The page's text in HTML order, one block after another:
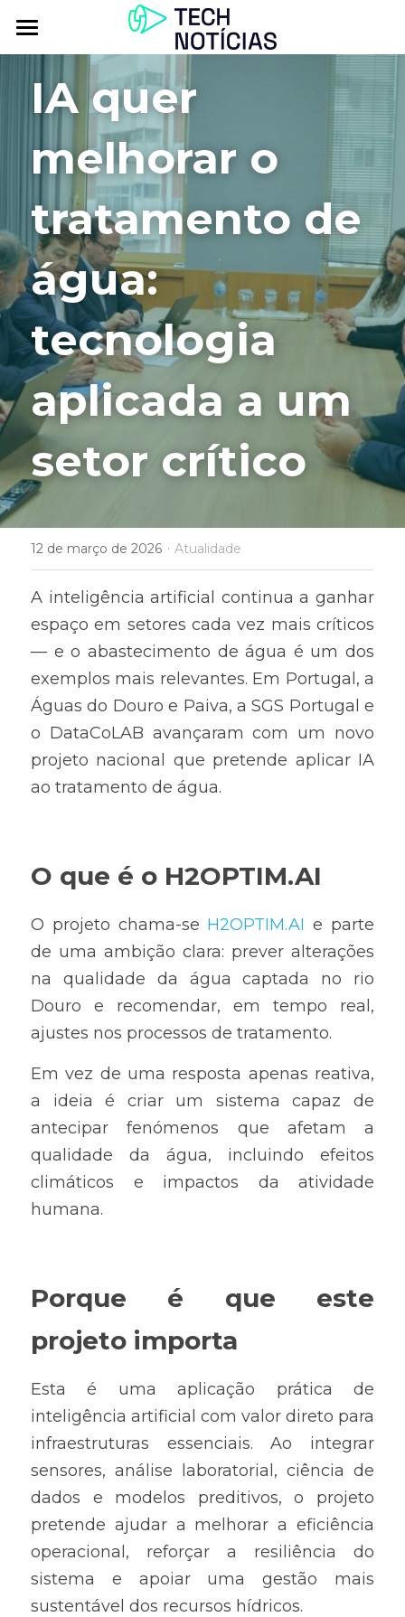
Atualidade
Explorar
Podcasts
Contactos
IA quer
melhorar o
tratamento de
água:
tecnologia
aplicada a um
setor crítico
12 de março de 2026 · Atualidade
A inteligência artificial continua a ganhar
espaço em setores cada vez mais críticos
— e o abastecimento de água é um dos
exemplos mais relevantes. Em Portugal, a
Águas do Douro e Paiva, a SGS Portugal e
o DataCoLAB avançaram com um novo
projeto nacional que pretende aplicar IA
ao tratamento de água.
O que é o H2OPTIM.AI
O projeto chama-se H2OPTIM.AI e parte
de uma ambição clara: prever alterações
na qualidade da água captada no rio
Douro e recomendar, em tempo real,
ajustes nos processos de tratamento.
Em vez de uma resposta apenas reativa,
a ideia é criar um sistema capaz de
antecipar fenómenos que afetam a
qualidade da água, incluindo efeitos
climáticos e impactos da atividade
humana.
Porque é que este
projeto importa
Esta é uma aplicação prática de
inteligência artificial com valor direto para
infraestruturas essenciais. Ao integrar
sensores, análise laboratorial, ciência de
dados e modelos preditivos, o projeto
pretende ajudar a melhorar a eficiência
operacional, reforçar a resiliência do
sistema e apoiar uma gestão mais
sustentável dos recursos hídricos.